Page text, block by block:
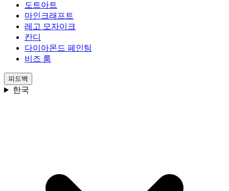
도트아트
마인크래프트
레고 모자이크
칸디
다이아몬드 페인팅
비즈 룸
피드백
한국